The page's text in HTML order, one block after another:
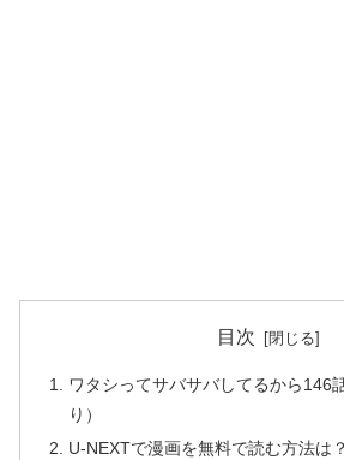
目次
ワタシってサバサバしてるから146
り）
U-NEXTで漫画を無料で読む方法は？